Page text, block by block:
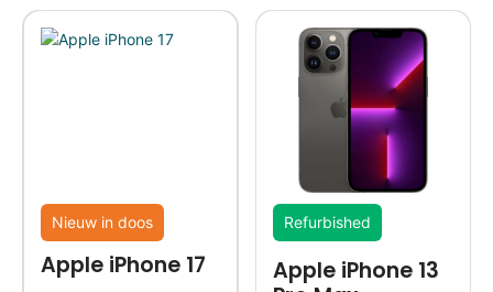
Nieuw in doos
Apple iPhone 17
Refurbished
Apple iPhone 13